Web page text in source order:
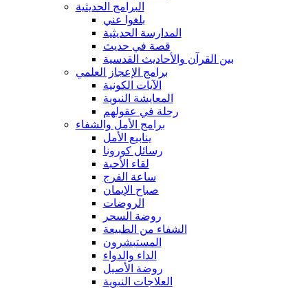
البرامج الحديثية
بلغوا عني
المدارسة الحديثية
قصة في حديث
بين القرآن والأحاديث القدسية
برامج الإعجاز العلمي
الآيات الكونية
المعايشة النبوية
رحلة في عقولهم
برامج الأمل والشفاء
ينابيع الأمل
رسائل كورونا
لقاء الأحبة
ساعة الفرج
صباح الإيمان
الروضات
روضة السحر
الشفاء من الطبيعة
المستبشرون
الداء والدواء
روضة الأصيل
العلاجات النبوية